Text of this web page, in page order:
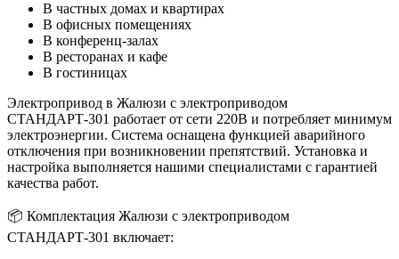
В частных домах и квартирах
В офисных помещениях
В конференц-залах
В ресторанах и кафе
В гостиницах
Электропривод в Жалюзи с электроприводом
СТАНДАРТ-301 работает от сети 220В и потребляет минимум
электроэнергии. Система оснащена функцией аварийного
отключения при возникновении препятствий. Установка и
настройка выполняется нашими специалистами с гарантией
качества работ.
📦 Комплектация Жалюзи с электроприводом
СТАНДАРТ-301 включает: